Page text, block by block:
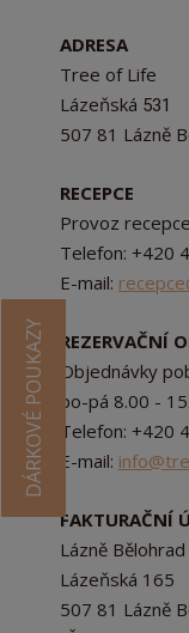
ADRESA
Tree of Life
Lázeňská 531
507 81 Lázně
RECEPCE
Provoz
Telefon: +420
E-mail:
REZERVAČNÍ
Objednávky
po-pá 8.00 -
Telefon: +420
E-mail:
FAKTURAČNÍ
Lázně Bělohrad
Lázeňská 165
507 81 Lázně
DÁRKOVÉ POUKAZY